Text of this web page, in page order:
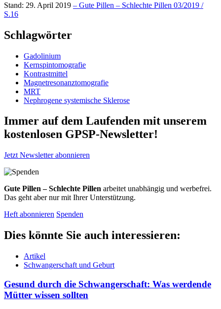
Stand: 29. April 2019 – Gute Pillen – Schlechte Pillen 03/2019 /
S.16
Schlagwörter
Gadolinium
Kernspintomografie
Kontrastmittel
Magnetresonanztomografie
MRT
Nephrogene systemische Sklerose
Immer auf dem Laufenden mit unserem
kostenlosen GPSP-Newsletter!
Jetzt Newsletter abonnieren
Gute Pillen – Schlechte Pillen arbeitet unabhängig und werbefrei.
Das geht aber nur mit Ihrer Unterstützung.
Heft abonnieren Spenden
Dies könnte Sie auch interessieren:
Artikel
Schwangerschaft und Geburt
Gesund durch die Schwangerschaft: Was werdende
Mütter wissen sollten